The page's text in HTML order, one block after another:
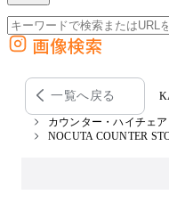
外部サイトの商品をカートに追加
他のサイトで見つけた商品ページのURL
画像検索
一覧へ戻る
カウンター・ハイチェア
NOCUTA COUNTER